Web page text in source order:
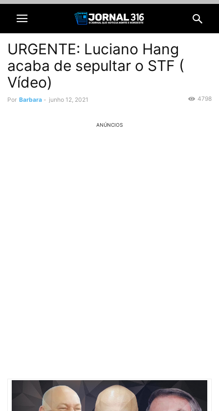
URGENTE: Luciano Hang
acaba de sepultar o STF (
Vídeo)
Por Barbara - junho 12, 2021 4798
ANÚNCIOS